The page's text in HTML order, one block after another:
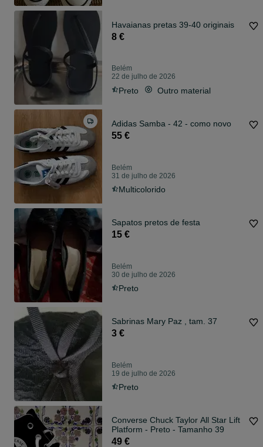
Havaianas pretas 39-40 originais
8 €
Belém
22 de julho de 2026
Preto Outro material
Adidas Samba - 42 - como novo
55 €
Belém
31 de julho de 2026
Multicolorido
Sapatos pretos de festa
15 €
Belém
30 de julho de 2026
Preto
Sabrinas Mary Paz , tam. 37
3 €
Belém
19 de julho de 2026
Preto
Converse Chuck Taylor All Star Lift
Platform - Preto - Tamanho 39
49 €